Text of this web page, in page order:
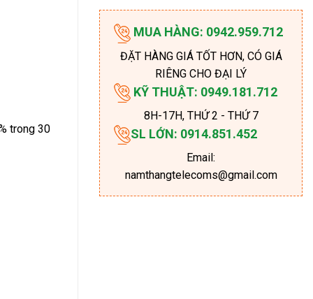
trong 30
MUA HÀNG: 0942.959.712
ĐẶT HÀNG GIÁ TỐT HƠN, CÓ GIÁ
RIÊNG CHO ĐẠI LÝ
KỸ THUẬT: 0949.181.712
8H-17H, THỨ 2 - THỨ 7
SL LỚN: 0914.851.452
Email:
namthangtelecoms@gmail.com